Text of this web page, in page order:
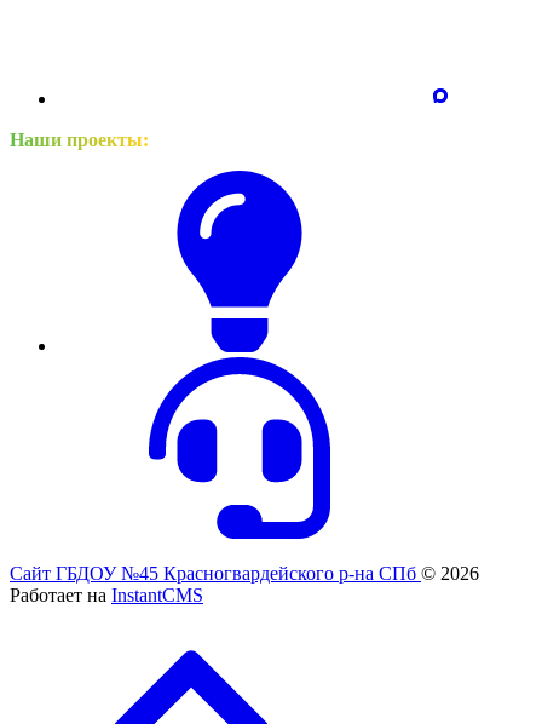
Наши проекты:
Сайт ГБДОУ №45 Красногвардейского р-на СПб © 2026
Работает на InstantCMS